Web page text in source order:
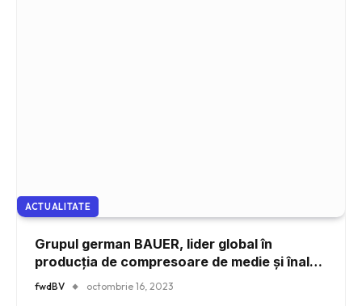
ACTUALITATE
Grupul german BAUER, lider global în
producția de compresoare de medie și înaltă
presiune, a deschis recent porțile unei noi
fabrici în Ghimbav
fwdBV octombrie 16, 2023